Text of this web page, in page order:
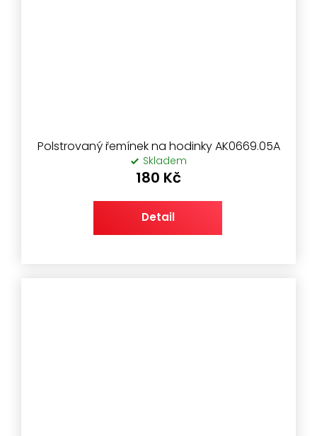
Polstrovaný řemínek na hodinky AK0669.05A
Skladem
180 Kč
Detail